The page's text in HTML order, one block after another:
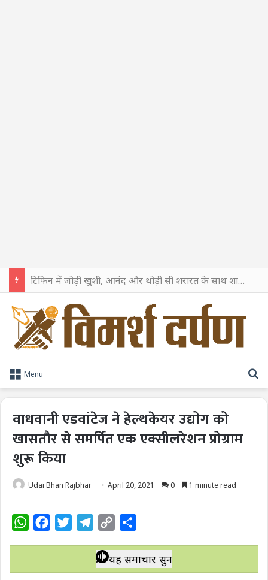
टिफिन में जोड़ी खुशी, आनंद और थोड़ी सी शरारत के साथ शाहरुख खान ने टिफिन बॉक्स को दी हैप्पी एंडिंग
Menu
वाधवानी एडवांटेज ने हेल्थकेयर उद्योग को
खासतौर से समर्पित एक एक्सीलरेशन प्रोग्राम
शुरू किया
Udai Bhan Rajbhar April 20, 2021 0 1 minute read
W
t
e
t
l
e
p
y
a
r
यह समाचार सुनें